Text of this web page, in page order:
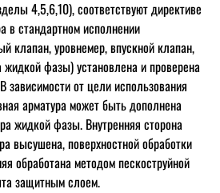
4,5,6,10), соответствуют директиве
в стандартном исполнении
клапан, уровнемер, впускной клапан,
фазы) установлена и проверена
зависимости от цели использования
арматура может быть дополнена
жидкой фазы. Внутренняя сторона
высушена, поверхностной обработки
обработана методом пескоструйной
защитным слоем.